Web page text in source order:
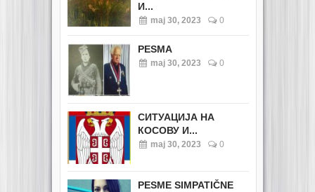
И...
maj 30, 2023 0
PESMA
maj 30, 2023 0
СИТУАЦИЈА НА
КОСОВУ И...
maj 30, 2023 0
PESME SIMPATIČNE